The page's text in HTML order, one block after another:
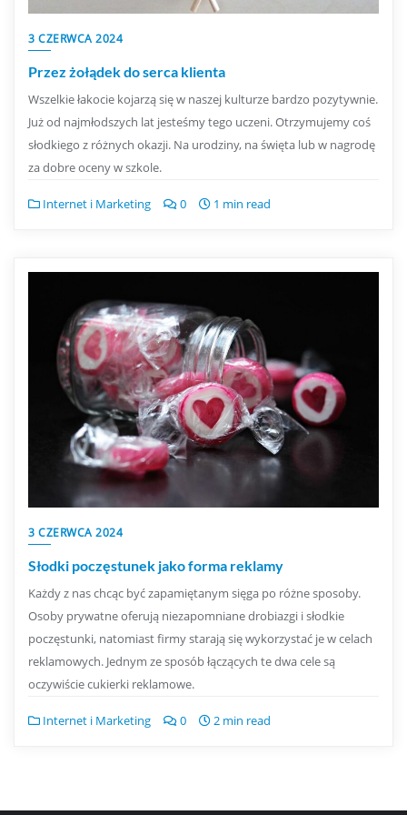
3 CZERWCA 2024
Przez żołądek do serca klienta
Wszelkie łakocie kojarzą się w naszej kulturze bardzo pozytywnie.
Już od najmłodszych lat jesteśmy tego uczeni. Otrzymujemy coś
słodkiego z różnych okazji. Na urodziny, na święta lub w nagrodę
za dobre oceny w szkole.
Internet i Marketing 0 1 min read
3 CZERWCA 2024
Słodki poczęstunek jako forma reklamy
Każdy z nas chcąc być zapamiętanym sięga po różne sposoby.
Osoby prywatne oferują niezapomniane drobiazgi i słodkie
poczęstunki, natomiast firmy starają się wykorzystać je w celach
reklamowych. Jednym ze sposób łączących te dwa cele są
oczywiście cukierki reklamowe.
Internet i Marketing 0 2 min read